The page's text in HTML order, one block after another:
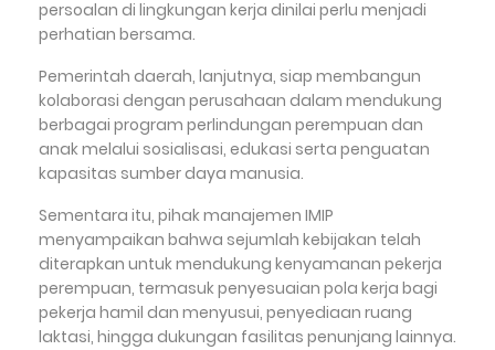
persoalan di lingkungan kerja dinilai perlu menjadi
perhatian bersama.
Pemerintah daerah, lanjutnya, siap membangun
kolaborasi dengan perusahaan dalam mendukung
berbagai program perlindungan perempuan dan
anak melalui sosialisasi, edukasi serta penguatan
kapasitas sumber daya manusia.
Sementara itu, pihak manajemen IMIP
menyampaikan bahwa sejumlah kebijakan telah
diterapkan untuk mendukung kenyamanan pekerja
perempuan, termasuk penyesuaian pola kerja bagi
pekerja hamil dan menyusui, penyediaan ruang
laktasi, hingga dukungan fasilitas penunjang lainnya.